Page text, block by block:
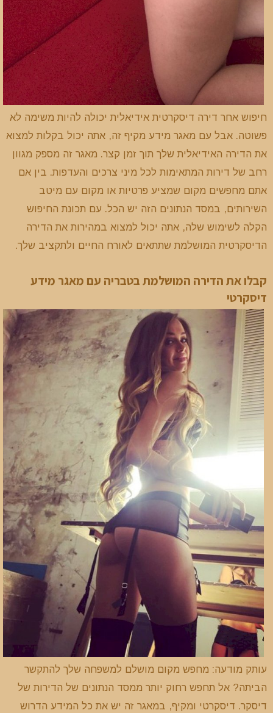
חיפוש אחר דירה דיסקרטית אידיאלית יכולה להיות משימה לא
פשוטה. אבל עם מאגר מידע מקיף זה, אתה יכול בקלות למצוא
את הדירה האידיאלית שלך תוך זמן קצר. מאגר זה מספק מגוון
רחב של דירות המתאימות לכל מיני צרכים והעדפות. בין אם
אתם מחפשים מקום שמציע פרטיות או מקום עם מיטב
השירותים, במסד הנתונים הזה יש הכל. עם תכונת החיפוש
הקלה לשימוש שלה, אתה יכול למצוא במהירות את הדירה
הדיסקרטית המושלמת שתתאים לאורח החיים ולתקציב שלך.
קבלו את הדירה המושלמת בטבריה עם מאגר מידע
דיסקרטי
עותק מודעה: מחפש מקום מושלם למשפחה שלך להתקשר
הביתה? אל תחפש רחוק יותר ממסד הנתונים של הדירות של
דיסקר. דיסקרטי ומקיף, במאגר זה יש את כל המידע הדרוש